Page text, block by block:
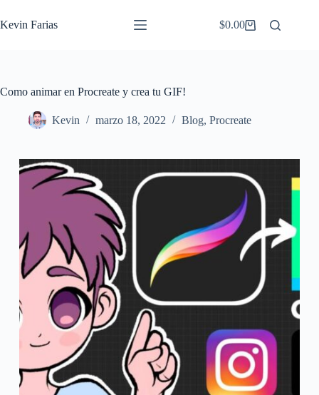
al
contenido
Kevin Farias
Carro
$0.00
Como animar en Procreate y crea tu GIF!
Kevin marzo 18, 2022 Blog, Procreate